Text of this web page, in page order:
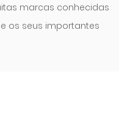
marcas conhecidas
os seus importantes